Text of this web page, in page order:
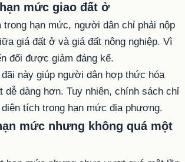
mức giao đất ở
trong hạn mức, người dân chỉ phải nộp
giá đất ở và giá đất nông nghiệp. Vì
đổi được giảm đáng kể.
này giúp người dân hợp thức hóa
dễ dàng hơn. Tuy nhiên, chính sách chỉ
tích trong hạn mức địa phương.
mức nhưng không quá một